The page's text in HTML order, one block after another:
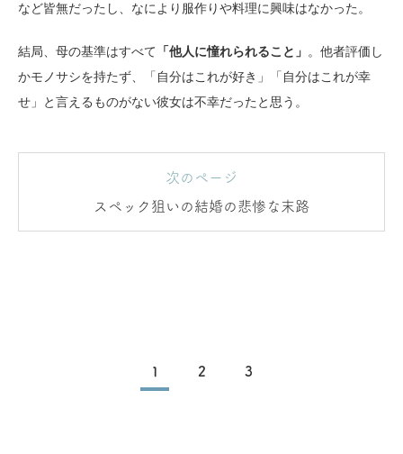
など皆無だったし、なにより服作りや料理に興味はなかった。
結局、母の基準はすべて 「他人に憧れられること」 。他者評価し
かモノサシを持たず、「自分はこれが好き」「自分はこれが幸
せ」と言えるものがない彼女は不幸だったと思う。
次のページ
スペック狙いの結婚の悲惨な末路
1 2 3